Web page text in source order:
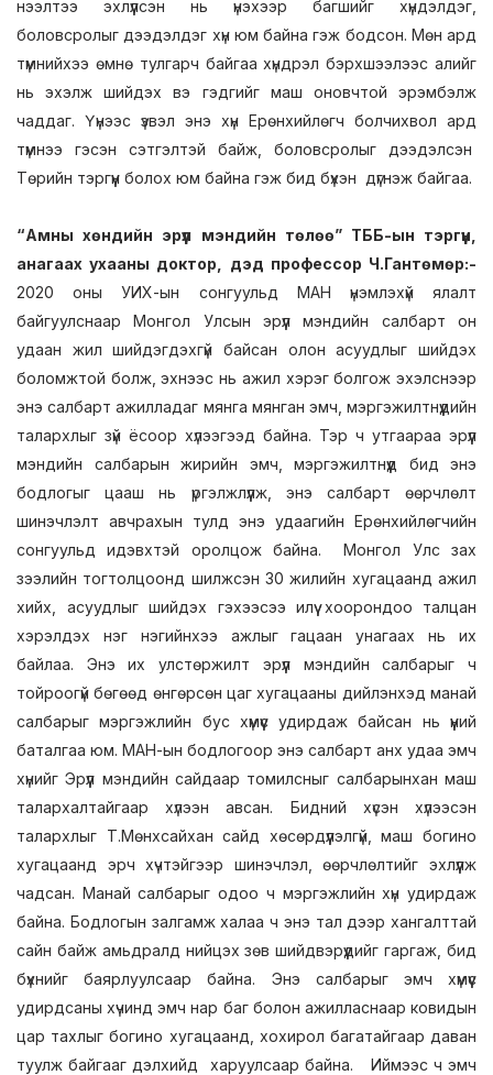
нээлтээ эхлүүлсэн нь үнэхээр багшийг хүндэлдэг,
боловсролыг дээдэлдэг хүн юм байна гэж бодсон. Мөн ард
түмнийхээ өмнө тулгарч байгаа хүндрэл бэрхшээлээс алийг
нь эхэлж шийдэх вэ гэдгийг маш оновчтой эрэмбэлж
чаддаг. Үүнээс үзвэл энэ хүн Ерөнхийлөгч болчихвол ард
түмнээ гэсэн сэтгэлтэй байж, боловсролыг дээдэлсэн
Төрийн тэргүүн болох юм байна гэж бид бүхэн дүгнэж байгаа.
“Амны хөндийн эрүүл мэндийн төлөө” ТББ-ын тэргүүн,
анагаах ухааны доктор, дэд профессор Ч.Гантөмөр:-
2020 оны УИХ-ын сонгуульд МАН үнэмлэхүй ялалт
байгуулснаар Монгол Улсын эрүүл мэндийн салбарт он
удаан жил шийдэгдэхгүй байсан олон асуудлыг шийдэх
боломжтой болж, эхнээс нь ажил хэрэг болгож эхэлснээр
энэ салбарт ажилладаг мянга мянган эмч, мэргэжилтнүүдийн
талархлыг зүй ёсоор хүлээгээд байна. Тэр ч утгаараа эрүүл
мэндийн салбарын жирийн эмч, мэргэжилтнүүд бид энэ
бодлогыг цааш нь үргэлжлүүлж, энэ салбарт өөрчлөлт
шинэчлэлт авчрахын тулд энэ удаагийн Ерөнхийлөгчийн
сонгуульд идэвхтэй оролцож байна. Монгол Улс зах
зээлийн тогтолцоонд шилжсэн 30 жилийн хугацаанд ажил
хийх, асуудлыг шийдэх гэхээсээ илүү хоорондоо талцан
хэрэлдэх нэг нэгийнхээ ажлыг гацаан унагаах нь их
байлаа. Энэ их улстөржилт эрүүл мэндийн салбарыг ч
тойроогүй бөгөөд өнгөрсөн цаг хугацааны дийлэнхэд манай
салбарыг мэргэжлийн бус хүмүүс удирдаж байсан нь үүний
баталгаа юм. МАН-ын бодлогоор энэ салбарт анх удаа эмч
хүнийг Эрүүл мэндийн сайдаар томилсныг салбарынхан маш
талархалтайгаар хүлээн авсан. Бидний хүсэн хүлээсэн
талархлыг Т.Мөнхсайхан сайд хөсөрдүүлэлгүй, маш богино
хугацаанд эрч хүчтэйгээр шинэчлэл, өөрчлөлтийг эхлүүлж
чадсан. Манай салбарыг одоо ч мэргэжлийн хүн удирдаж
байна. Бодлогын залгамж халаа ч энэ тал дээр хангалттай
сайн байж амьдралд нийцэх зөв шийдвэрүүдийг гаргаж, бид
бүхнийг баярлуулсаар байна. Энэ салбарыг эмч хүмүүс
удирдсаны хүчинд эмч нар баг болон ажилласнаар ковидын
цар тахлыг богино хугацаанд, хохирол багатайгаар даван
туулж байгааг дэлхийд харуулсаар байна. Иймээс ч эмч